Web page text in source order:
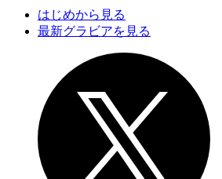
はじめから見る
最新グラビアを見る